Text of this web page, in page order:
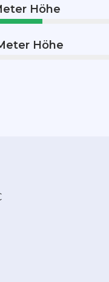
Höhe
Höhe